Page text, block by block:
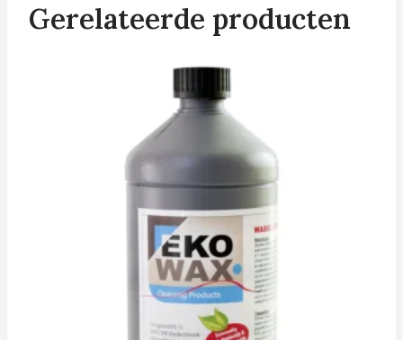
Gerelateerde producten